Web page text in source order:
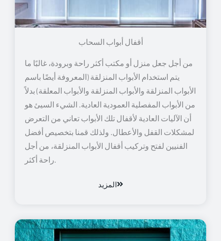
أقفال أبواب السحاب
من أجل جعل منزل أو مكتب أكثر راحة وبرودة، غالبًا ما
يتم استخدام الأبواب المنزلقة (المعروفة أيضًا باسم
الأبواب المنزلقة والأبواب المنزلقة والأبواب المعلقة) بدلاً
من الأبواب المفصلية العمودية العادية. الشيء السيئ هو
أن الآليات العادية لأقفال تلك الأبواب تعاني من التعرض
لمشكلات القفل والأعطال. ولذلك قمنا بتخصيص أفضل
الفنيين لفتح وتركيب أقفال الأبواب المنزلقة، من أجل
راحة أكثر.
المزيد